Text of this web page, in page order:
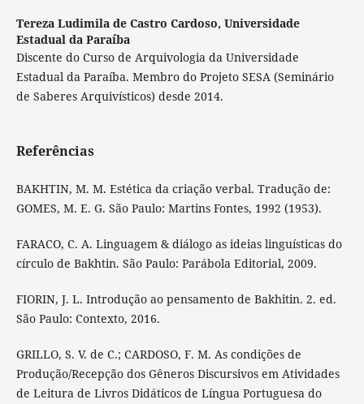
Tereza Ludimila de Castro Cardoso, Universidade
Estadual da Paraíba
Discente do Curso de Arquivologia da Universidade
Estadual da Paraíba. Membro do Projeto SESA (Seminário
de Saberes Arquivísticos) desde 2014.
Referências
BAKHTIN, M. M. Estética da criação verbal. Tradução de:
GOMES, M. E. G. São Paulo: Martins Fontes, 1992 (1953).
FARACO, C. A. Linguagem & diálogo as ideias linguísticas do
círculo de Bakhtin. São Paulo: Parábola Editorial, 2009.
FIORIN, J. L. Introdução ao pensamento de Bakhitin. 2. ed.
São Paulo: Contexto, 2016.
GRILLO, S. V. de C.; CARDOSO, F. M. As condições de
Produção/Recepção dos Gêneros Discursivos em Atividades
de Leitura de Livros Didáticos de Língua Portuguesa do